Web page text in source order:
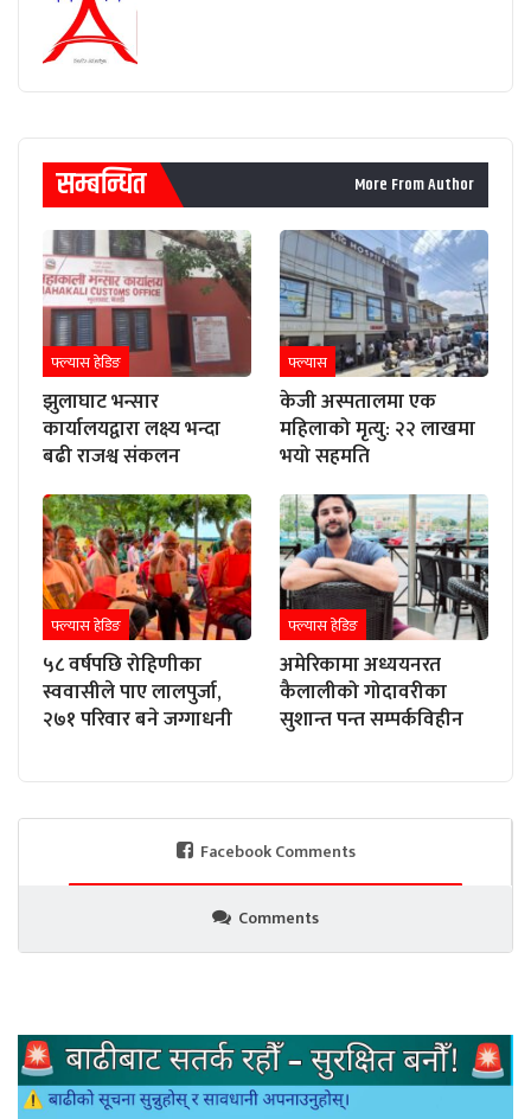
सम्बन्धित More From Author
फ्ल्यास हेडिङ
झुलाघाट भन्सार
कार्यालयद्वारा लक्ष्य भन्दा
बढी राजश्व संकलन
फ्ल्यास
केजी अस्पतालमा एक
महिलाको मृत्यु: २२ लाखमा
भयो सहमति
फ्ल्यास हेडिङ
५८ वर्षपछि रोहिणीका
स्ववासीले पाए लालपुर्जा,
२७१ परिवार बने जग्गाधनी
फ्ल्यास हेडिङ
अमेरिकामा अध्ययनरत
कैलालीको गोदावरीका
सुशान्त पन्त सम्पर्कविहीन
Facebook Comments
Comments